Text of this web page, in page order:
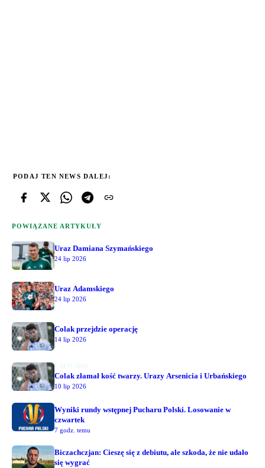
PODAJ TEN NEWS DALEJ:
POWIĄZANE ARTYKUŁY
Uraz Damiana Szymańskiego
24 lip 2026
Uraz Adamskiego
24 lip 2026
Colak przejdzie operację
14 lip 2026
Colak złamał kość twarzy. Urazy Arsenicia i Urbańskiego
10 lip 2026
Wyniki rundy wstępnej Pucharu Polski. Losowanie w
czwartek
7 godz. temu
Biczachczjan: Cieszę się z debiutu, ale szkoda, że nie udało
się wygrać